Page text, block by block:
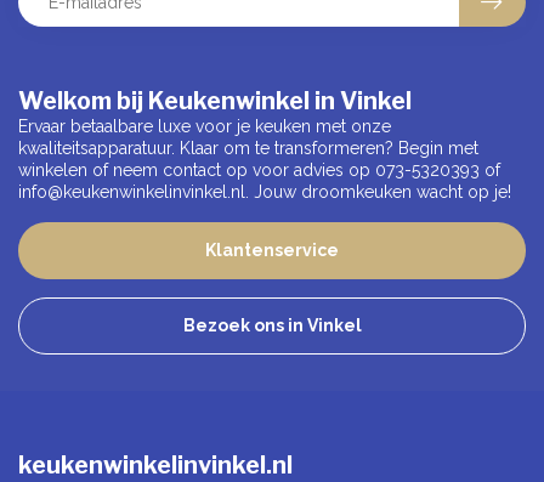
Welkom bij Keukenwinkel in Vinkel
Ervaar betaalbare luxe voor je keuken met onze
kwaliteitsapparatuur. Klaar om te transformeren? Begin met
winkelen of neem contact op voor advies op 073-5320393 of
info@keukenwinkelinvinkel.nl
. Jouw droomkeuken wacht op je!
Klantenservice
Bezoek ons in Vinkel
keukenwinkelinvinkel.nl